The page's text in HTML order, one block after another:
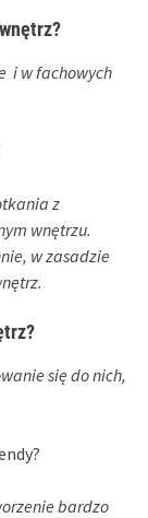
i w fachowych
z
wnętrzu.
w zasadzie
się do nich,
bardzo